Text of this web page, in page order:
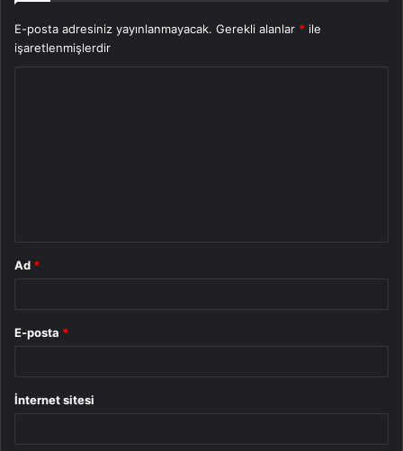
E-posta adresiniz yayınlanmayacak. Gerekli alanlar * ile
işaretlenmişlerdir
Ad *
E-posta *
İnternet sitesi